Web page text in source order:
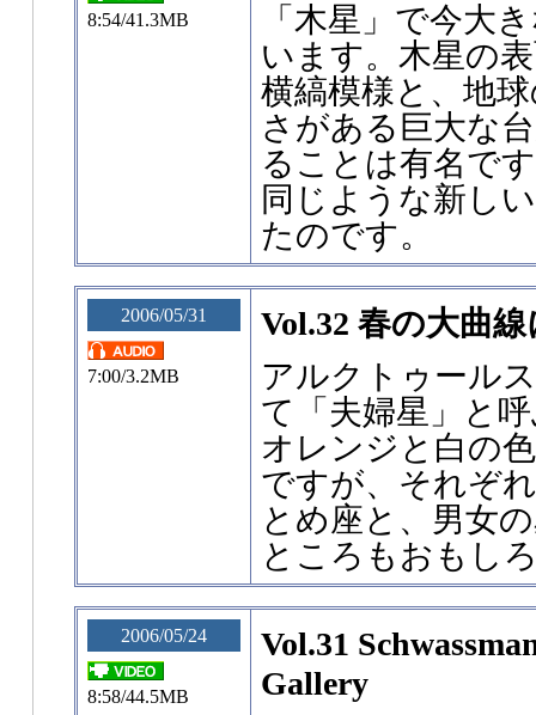
8:54/41.3MB
「木星」で今大
います。木星の
横縞模様と、地
さがある巨大な
ることは有名で
同じような新し
たのです。
2006/05/31
7:00/3.2MB
Vol.32 春の大曲
アルクトゥール
て「夫婦星」と
オレンジと白の
ですが、それぞ
とめ座と、男女
ところもおもし
2006/05/24
8:58/44.5MB
Vol.31
Gallery